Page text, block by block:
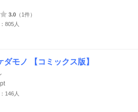
3.0 （1件）
805人
ダモノ 【コミックス版】
146人